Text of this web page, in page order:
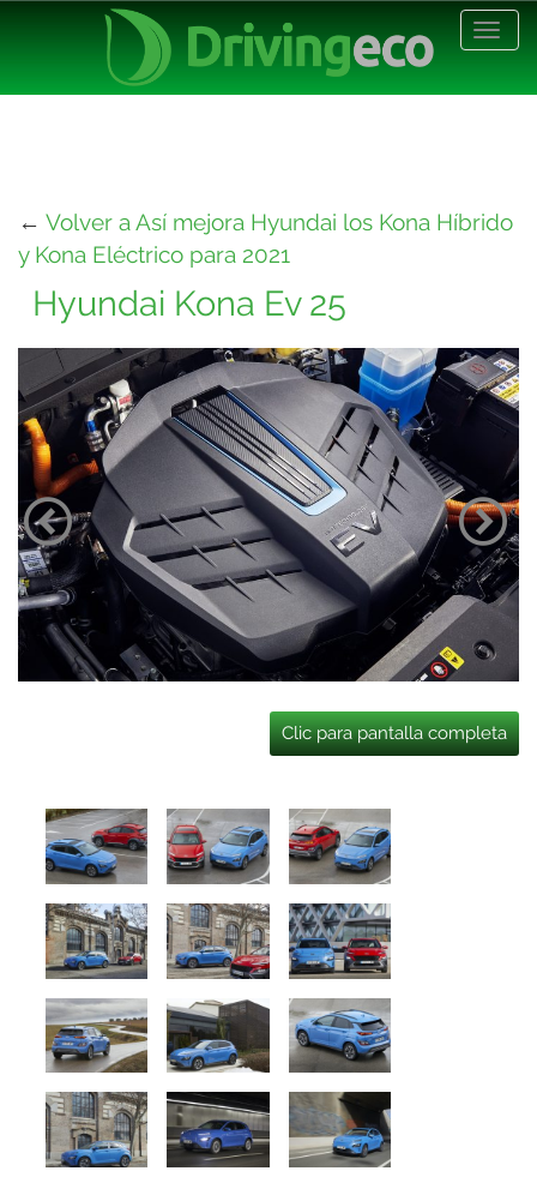
← Volver a Así mejora Hyundai los Kona Híbrido
y Kona Eléctrico para 2021
Hyundai Kona Ev 25
Clic para pantalla completa